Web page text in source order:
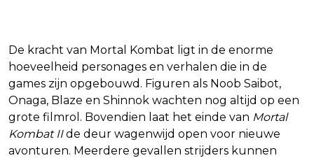
De kracht van Mortal Kombat ligt in de enorme
hoeveelheid personages en verhalen die in de
games zijn opgebouwd. Figuren als Noob Saibot,
Onaga, Blaze en Shinnok wachten nog altijd op een
grote filmrol. Bovendien laat het einde van Mortal
Kombat IIde deur wagenwijd open voor nieuwe
avonturen. Meerdere gevallen strijders kunnen